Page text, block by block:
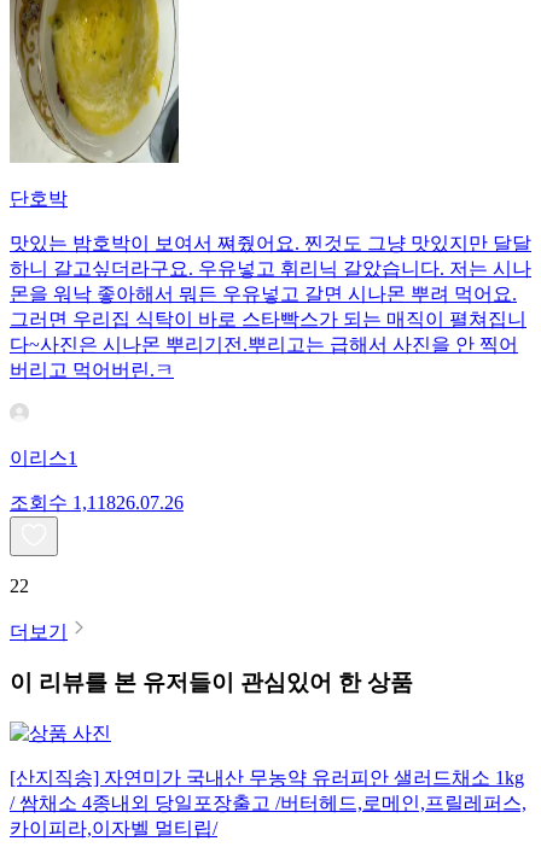
단호박
맛있는 밤호박이 보여서 쪄줬어요. 찐것도 그냥 맛있지만 달달
하니 갈고싶더라구요. 우유넣고 휘리닉 갈았습니다. 저는 시나
몬을 워낙 좋아해서 뭐든 우유넣고 갈면 시나몬 뿌려 먹어요.
그러면 우리집 식탁이 바로 스타빡스가 되는 매직이 펼쳐집니
다~사진은 시나몬 뿌리기전.뿌리고는 급해서 사진을 안 찍어
버리고 먹어버린.ㅋ
이리스1
조회수 1,11826.07.26
22
더보기
이 리뷰를 본 유저들이 관심있어 한 상품
[산지직송] 자연미가 국내산 무농약 유러피안 샐러드채소 1kg
/ 쌈채소 4종내외 당일포장출고 /버터헤드,로메인,프릴레퍼스,
카이피라,이자벨 멀티립/